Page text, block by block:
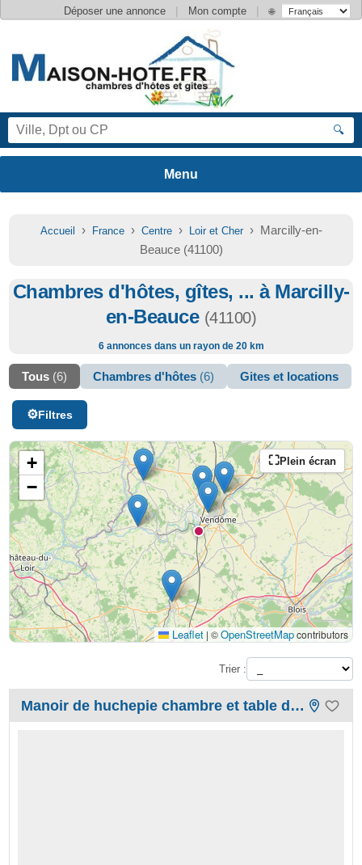
Déposer une annonce | Mon compte | 🌐
🔍
Accueil › France› Centre› Loir et Cher› Marcilly-en-
Beauce (41100)
Chambres d'hôtes, gîtes, ... à Marcilly-
en-Beauce (41100)
6 annonces dans un rayon de 20 km
Tous (6) Chambres d'hôtes (6) Gites et locations
Filtres
Plein écran
+
−
Leaflet | ©OpenStreetMapcontributors
Trier :
Manoir de huchepie chambre et table d'hôtes